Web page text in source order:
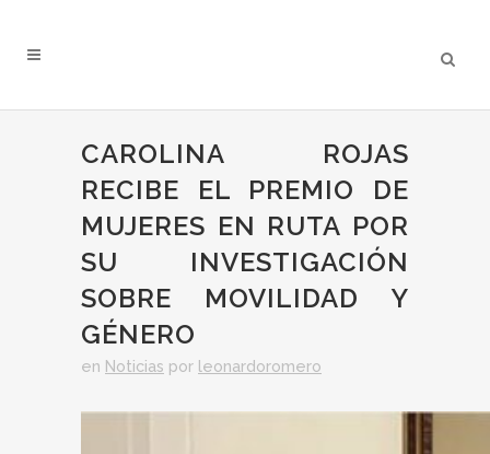
CAROLINA ROJAS
RECIBE EL PREMIO DE
MUJERES EN RUTA POR
SU INVESTIGACIÓN
SOBRE MOVILIDAD Y
GÉNERO
en Noticias por leonardoromero